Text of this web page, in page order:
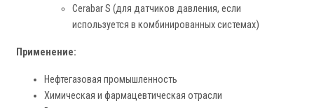
Cerabar S (для датчиков давления, если
используется в комбинированных системах)
Применение:
Нефтегазовая промышленность
Химическая и фармацевтическая отрасли